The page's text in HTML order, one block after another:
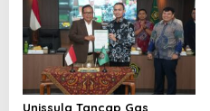
Unissula Tancap Gas